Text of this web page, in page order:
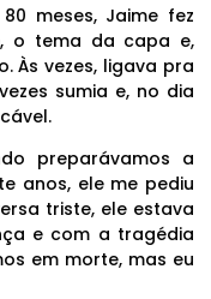
meses, Jaime fez
o tema da capa e,
Às vezes, ligava pra
sumia e, no dia
preparávamos a
anos, ele me pediu
triste, ele estava
e com a tragédia
em morte, mas eu